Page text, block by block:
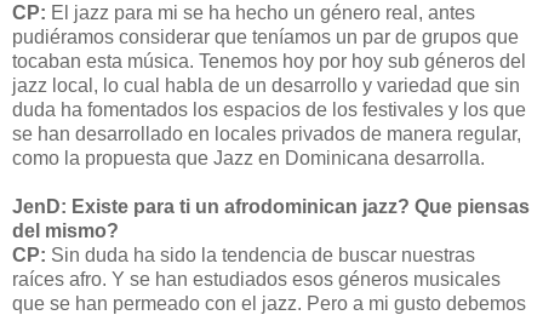
CP: El jazz para mi se ha hecho un género real, antes
pudiéramos considerar que teníamos un par de grupos que
tocaban esta música. Tenemos hoy por hoy sub géneros del
jazz local, lo cual habla de un desarrollo y variedad que sin
duda ha fomentados los espacios de los festivales y los que
se han desarrollado en locales privados de manera regular,
como la propuesta que Jazz en Dominicana desarrolla.
JenD: Existe para ti un afrodominican jazz? Que piensas
del mismo?
CP: Sin duda ha sido la tendencia de buscar nuestras
raíces afro. Y se han estudiados esos géneros musicales
que se han permeado con el jazz. Pero a mi gusto debemos